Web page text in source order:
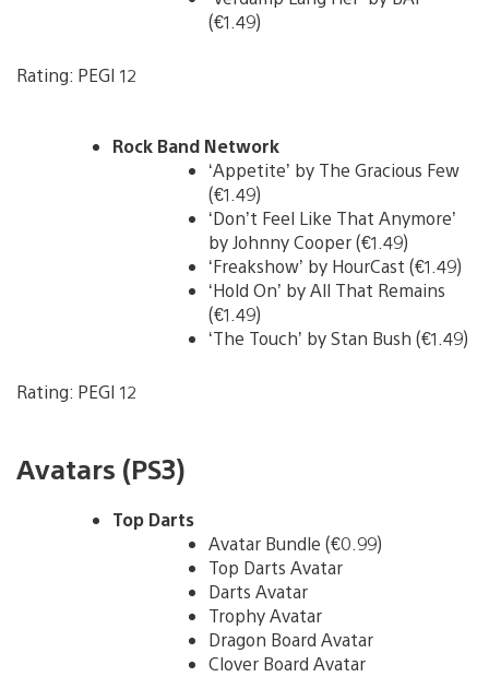
(€1.49)
Rating: PEGI 12
Rock Band Network
‘Appetite’ by The Gracious Few
(€1.49)
‘Don’t Feel Like That Anymore’
by Johnny Cooper (€1.49)
‘Freakshow’ by HourCast (€1.49)
‘Hold On’ by All That Remains
(€1.49)
‘The Touch’ by Stan Bush (€1.49)
Rating: PEGI 12
Avatars (PS3)
Top Darts
Avatar Bundle (€0.99)
Top Darts Avatar
Darts Avatar
Trophy Avatar
Dragon Board Avatar
Clover Board Avatar